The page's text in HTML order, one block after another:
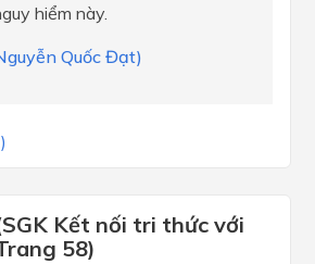
hiểm này.
Quốc Đạt)
Kết nối tri thức với
58)